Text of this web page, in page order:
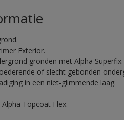
Exterior.
gronden met Alpha Superfix.
of slecht gebonden
in een niet-glimmende laag.
Topcoat Flex.